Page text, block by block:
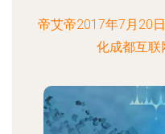
帝艾帝2017年7月20
化成都互联